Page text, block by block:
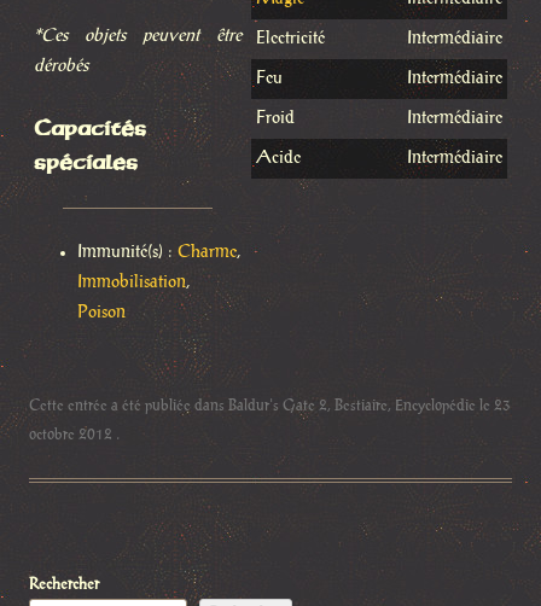
*Ces objets peuvent être
dérobés
Capacités
spéciales
Immunité(s) : Charme,
Immobilisation,
Poison
Electricité Intermédiaire
Feu Intermédiaire
Froid Intermédiaire
Acide Intermédiaire
Cette entrée a été publiée dans Baldur's Gate 2, Bestiaire, Encyclopédie le 23
octobre 2012 .
Rechercher